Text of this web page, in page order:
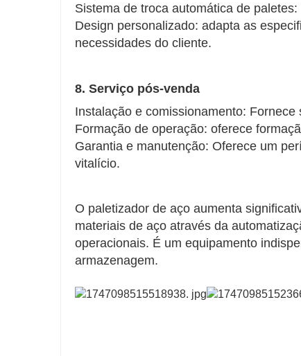
Sistema de troca automática de
Design personalizado: adapta as
necessidades do cliente.
8. Serviço pós-venda
Instalação e comissionamento:
Formação de operação: oferece
Garantia e manutenção: Oferece um
vitalício.
O paletizador de aço aumenta
materiais de aço através da
operacionais. É um equipamento
armazenagem.